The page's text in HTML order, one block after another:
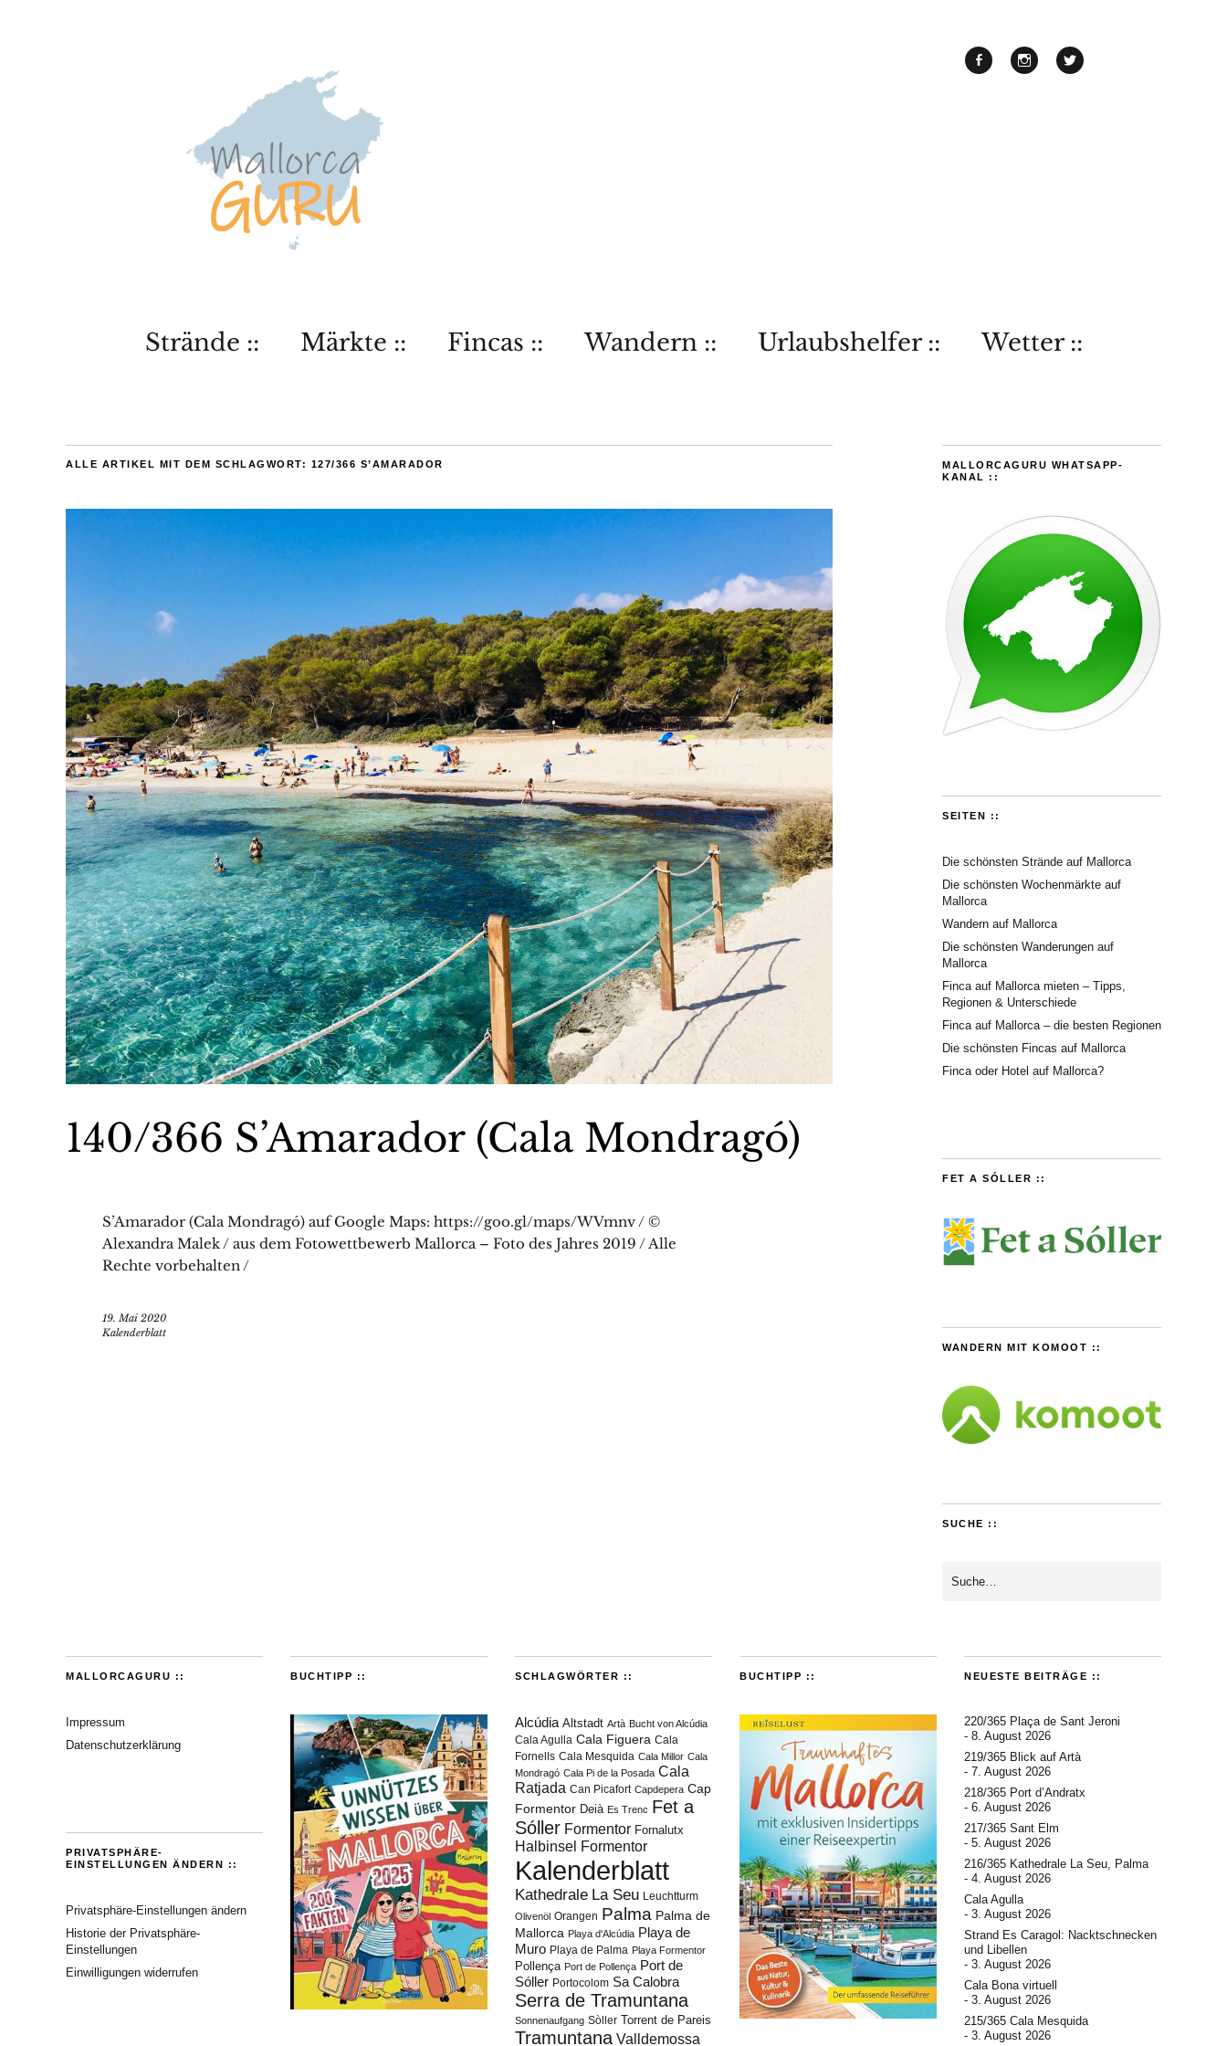
Strände :: Märkte :: Fincas :: Wandern :: Urlaubshelfer :: Wetter ::
ALLE ARTIKEL MIT DEM SCHLAGWORT: 127/366 S’AMARADOR
140/366 S’Amarador (Cala Mondragó)
S’Amarador (Cala Mondragó) auf Google Maps: https://goo.gl/maps/WVmnv / ©
Alexandra Malek / aus dem Fotowettbewerb Mallorca – Foto des Jahres 2019 / Alle
Rechte vorbehalten /
19. Mai 2020
Kalenderblatt
MALLORCAGURU WHATSAPP-
KANAL ::
SEITEN ::
Die schönsten Strände auf Mallorca
Die schönsten Wochenmärkte auf
Mallorca
Wandern auf Mallorca
Die schönsten Wanderungen auf
Mallorca
Finca auf Mallorca mieten – Tipps,
Regionen & Unterschiede
Finca auf Mallorca – die besten Regionen
Die schönsten Fincas auf Mallorca
Finca oder Hotel auf Mallorca?
FET A SÓLLER ::
WANDERN MIT KOMOOT ::
SUCHE ::
MALLORCAGURU ::
Impressum
Datenschutzerklärung
PRIVATSPHÄRE-
EINSTELLUNGEN ÄNDERN ::
Privatsphäre-Einstellungen ändern
Historie der Privatsphäre-
Einstellungen
Einwilligungen widerrufen
BUCHTIPP :: SCHLAGWÖRTER ::
Alcúdia Altstadt Artà Bucht von Alcúdia
Cala Agulla Cala Figuera Cala
Fornells Cala Mesquida Cala Millor Cala
Mondragó Cala Pi de la Posada Cala
Ratjada Can Picafort Capdepera Cap
Formentor Deià Es Trenc Fet a
Sóller Formentor Fornalutx
Halbinsel Formentor
Kalenderblatt
Kathedrale La Seu Leuchtturm
Olivenöl Orangen Palma Palma de
Mallorca Playa d'Alcúdia Playa de
Muro Playa de Palma Playa Formentor
Pollença Port de Pollença Port de
Sóller Portocolom Sa Calobra
Serra de Tramuntana
Sonnenaufgang Sòller Torrent de Pareis
Tramuntana Valldemossa
BUCHTIPP :: NEUESTE BEITRÄGE ::
220/365 Plaça de Sant Jeroni
8. August 2026
219/365 Blick auf Artà
7. August 2026
218/365 Port d’Andratx
6. August 2026
217/365 Sant Elm
5. August 2026
216/365 Kathedrale La Seu, Palma
4. August 2026
Cala Agulla
3. August 2026
Strand Es Caragol: Nacktschnecken
und Libellen
3. August 2026
Cala Bona virtuell
3. August 2026
215/365 Cala Mesquida
3. August 2026